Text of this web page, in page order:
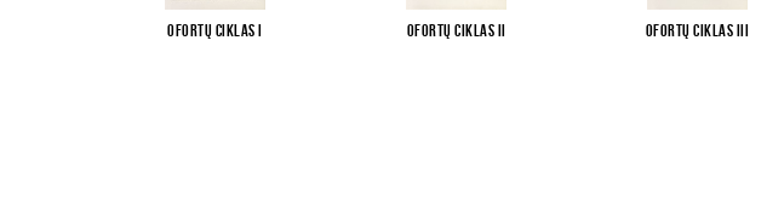
Ofortų ciklas I Ofortų ciklas II Ofortų ciklas III